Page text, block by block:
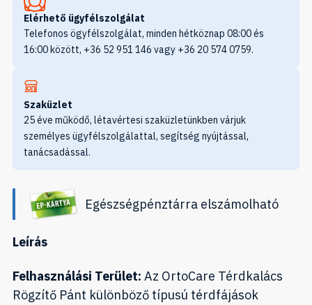
Elérhető ügyfélszolgálat
Telefonos ögyfélszolgálat, minden hétköznap 08:00 és
16:00 között, +36 52 951 146 vagy +36 20 574 0759.
Szaküzlet
25 éve működő, létavértesi szaküzletünkben várjuk
személyes ügyfélszolgálattal, segítség nyújtással,
tanácsadással.
Egészségpénztárra elszámolható
Leírás
Felhasználási Terület: Az OrtoCare Térdkalács
Rögzítő Pánt különböző típusú térdfájások